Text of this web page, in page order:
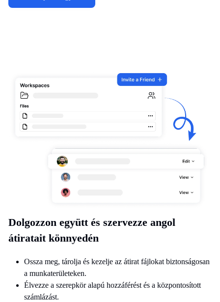
Dolgozzon együtt és szervezze angol
átiratait könnyedén
Ossza meg, tárolja és kezelje az átirat fájlokat biztonságosan
a munkaterületeken.
Élvezze a szerepkör alapú hozzáférést és a központosított
számlázást.